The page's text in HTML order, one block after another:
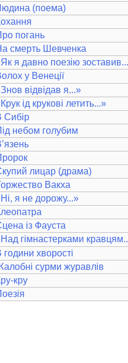
(поема)
погань
смерть Шевченка
я давно поезію
у Венеції
відвідав я...»
ід крукові летить...»
Сибір
небом голубим
лицар (драма)
Вакха
я не дорожу...»
із Фауста
гімнастерками
години хворості
сурми журавлів
кру